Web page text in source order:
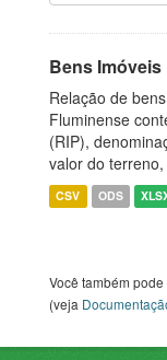
Bens Imóveis
Relação de
Fluminense
(RIP),
valor do
CSV ODS
Você também
(veja